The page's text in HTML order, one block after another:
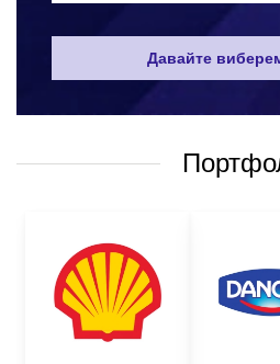
поставити питання щодо
видом та розміром пакету,
методом нанесення;
бажаним терміном
бюджетом замовлення.
На основі цієї інформації
Давайте